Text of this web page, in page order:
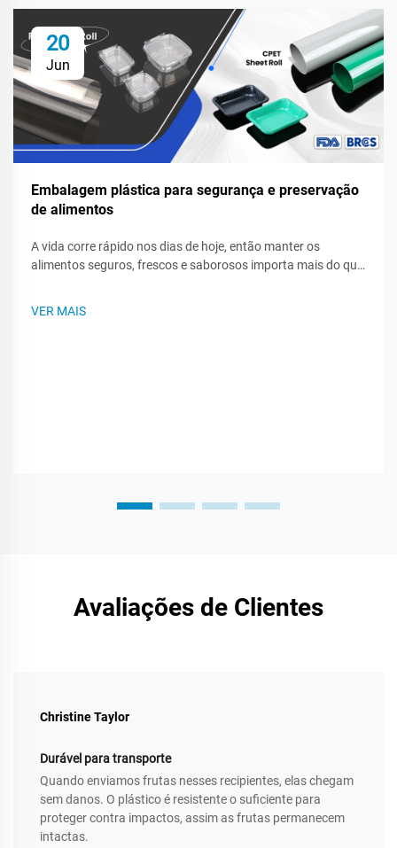
20
Jun
Embalagem plástica para segurança e preservação
de alimentos
A vida corre rápido nos dias de hoje, então manter os
alimentos seguros, frescos e saborosos importa mais do que
VER MAIS
Avaliações de Clientes
Christine Taylor
Durável para transporte
Quando enviamos frutas nesses recipientes, elas chegam
sem danos. O plástico é resistente o suficiente para
proteger contra impactos, assim as frutas permanecem
intactas.